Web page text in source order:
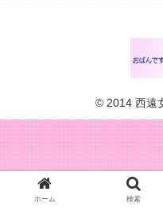
© 2014 西遠
ホーム 検索